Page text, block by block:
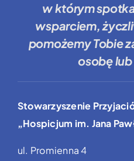
w którym
wsparciem,
pomożemy Tobie
osobę
Stowarzyszenie
„Hospicjum im. Jana
ul. Promienna 4